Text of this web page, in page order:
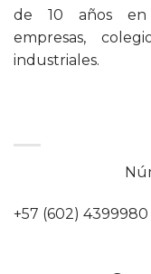
de 10 años en
empresas,
industriales.
+57 (602) 4399980